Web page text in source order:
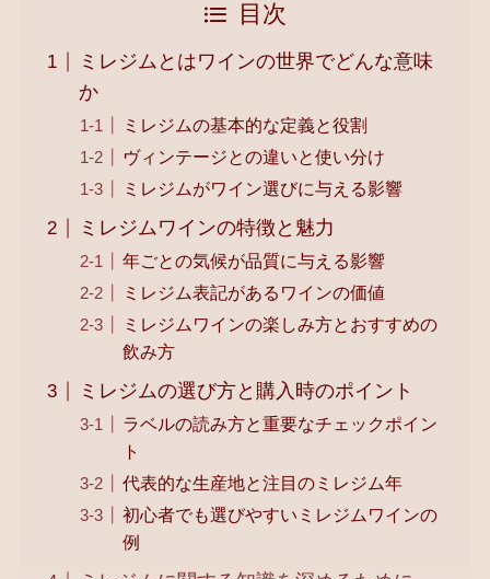
目次
ミレジムとはワインの世界でどんな意味
か
ミレジムの基本的な定義と役割
ヴィンテージとの違いと使い分け
ミレジムがワイン選びに与える影響
ミレジムワインの特徴と魅力
年ごとの気候が品質に与える影響
ミレジム表記があるワインの価値
ミレジムワインの楽しみ方とおすすめの
飲み方
ミレジムの選び方と購入時のポイント
ラベルの読み方と重要なチェックポイン
ト
代表的な生産地と注目のミレジム年
初心者でも選びやすいミレジムワインの
例